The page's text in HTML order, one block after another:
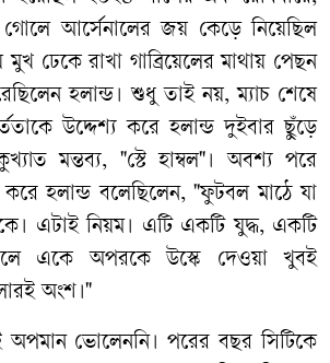
আর্সেনালের জয় কেড়ে নিয়েছিল
ঢেকে রাখা গাব্রিয়েলের মাথায় পেছন
হলান্ড। শুধু তাই নয়, ম্যাচ শেষে
উদ্দেশ্য করে হলান্ড দুইবার ছুঁড়ে
মন্তব্য, "স্টে হাম্বল"। অবশ্য পরে
হলান্ড বলেছিলেন, "ফুটবল মাঠে যা
এটাই নিয়ম। এটি একটি যুদ্ধ, একটি
একে অপরকে উস্কে দেওয়া খুবই
অংশ।"
অপমান ভোলেননি। পরের বছর সিটিকে